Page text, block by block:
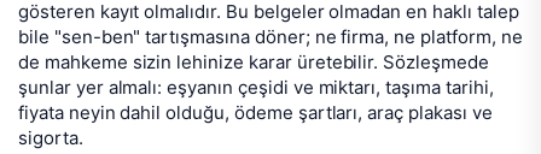
gösteren kayıt olmalıdır. Bu belgeler olmadan en haklı talep
bile "sen-ben" tartışmasına döner; ne firma, ne platform, ne
de mahkeme sizin lehinize karar üretebilir. Sözleşmede
şunlar yer almalı: eşyanın çeşidi ve miktarı, taşıma tarihi,
fiyata neyin dahil olduğu, ödeme şartları, araç plakası ve
sigorta.